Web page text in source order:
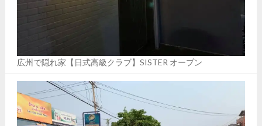
広州で隠れ家【日式高級クラブ】SISTER オープン